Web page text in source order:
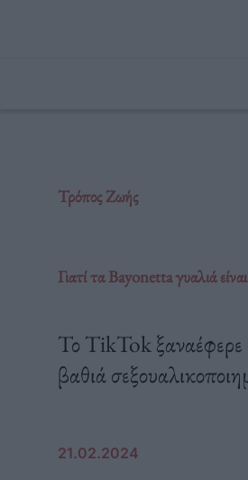
Τρόπος Ζωής
Γιατί τα Bayonetta γυαλιά
Το TikTok ξαναέφερε
βαθιά
21.02.2024